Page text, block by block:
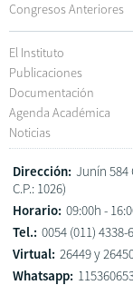
Congresos Anteriores
El Instituto
Publicaciones
Documentación
Agenda Académica
Noticias
Dirección: Junín 584
C.P.: 1026)
Horario: 09:00h -
Tel.: 0054 (011)
Virtual: 26449 y
Whatsapp: